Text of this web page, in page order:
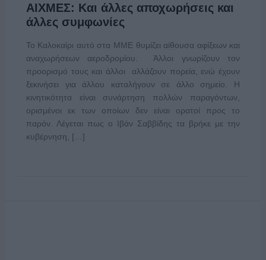
ΑΙΧΜΕΣ: Και άλλες αποχωρήσεις και
άλλες συμφωνίες
Το Καλοκαίρι αυτό στα ΜΜΕ θυμίζει αίθουσα αφίξεων και
αναχωρήσεων αεροδρομίου. Άλλοι γνωρίζουν τον
προορισμό τους και άλλοι αλλάζουν πορεία, ενώ έχουν
ξεκινήσει για άλλου καταλήγουν σε άλλο σημείο. Η
κινητικότητα είναι συνάρτηση πολλών παραγόντων,
ορισμένοι εκ των οποίων δεν είναι ορατοί προς το
παρόν. Λέγεται πως ο Ιβάν Σαββίδης τα βρήκε με την
κυβέρνηση, […]